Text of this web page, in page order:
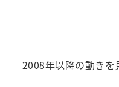
2008年以降の動きを